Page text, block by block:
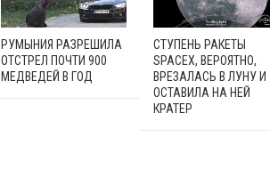
РУМЫНИЯ РАЗРЕШИЛА
ОТСТРЕЛ ПОЧТИ 900
МЕДВЕДЕЙ В ГОД
СТУПЕНЬ РАКЕТЫ
SPACEX, ВЕРОЯТНО,
ВРЕЗАЛАСЬ В ЛУНУ И
ОСТАВИЛА НА НЕЙ
КРАТЕР